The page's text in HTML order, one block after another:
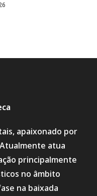
apaixonado por
atua
principalmente
no âmbito
na baixada